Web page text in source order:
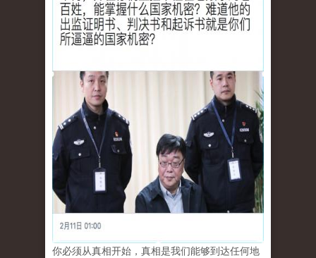
你必须从真相开始，真相是我们能够到达任何地